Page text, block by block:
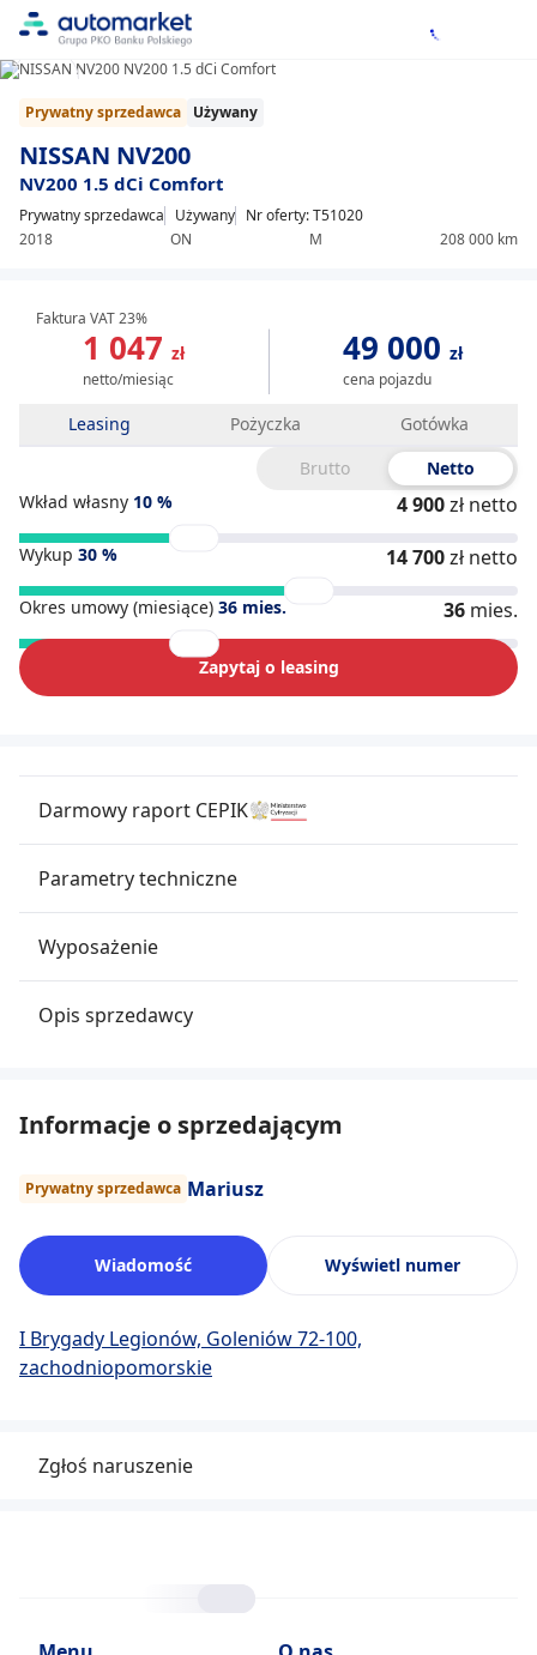
Prywatny sprzedawca Używany
NISSAN NV200
NV200 1.5 dCi Comfort
Prywatny sprzedawca
Używany
2018
ON M 208 000 km
Nr oferty: T51020
1 047zł
netto/miesiąc
49 000zł
cena pojazdu
Faktura VAT 23%
Leasing Pożyczka
Gotówka
Brutto
Netto
Wkład własny 10 % 4 900zł netto
Wykup 30 % 14 700zł netto
Okres umowy (miesiące) 36 mies. 36 mies.
Zapytaj o leasing
Darmowy raport CEPIK
Parametry techniczne
Wyposażenie
Opis sprzedawcy
Informacje o sprzedającym
Prywatny sprzedawca Mariusz
Wiadomość Wyświetl numer
I Brygady Legionów, Goleniów 72-100,
zachodniopomorskie
Zgłoś naruszenie